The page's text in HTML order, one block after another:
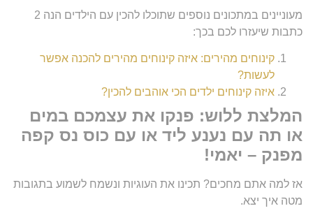
מעוניינים במתכונים נוספים שתוכלו להכין עם הילדים הנה 2
כתבות שיעזרו לכם בכך:
קינוחים מהירים: איזה קינוחים מהירים להכנה אפשר
לעשות?
איזה קינוחים ילדים הכי אוהבים להכין?
המלצת ללוש: פנקו את עצמכם במים
או תה עם נענע ליד או עם כוס נס קפה
מפנק – יאמי!
אז למה אתם מחכים? תכינו את העוגיות ונשמח לשמוע בתגובות
מטה איך יצא.